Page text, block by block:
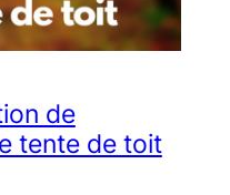
de
tente de toit